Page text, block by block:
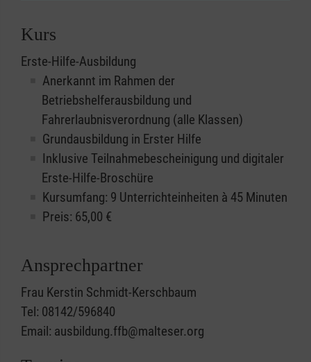
Kurs
Erste-Hilfe-Ausbildung
Anerkannt im Rahmen der
Betriebshelferausbildung und
Fahrerlaubnisverordnung (alle Klassen)
Grundausbildung in Erster Hilfe
Inklusive Teilnahmebescheinigung und digitaler
Erste-Hilfe-Broschüre
Kursumfang: 9 Unterrichteinheiten à 45 Minuten
Preis: 65,00 €
Ansprechpartner
Frau Kerstin Schmidt-Kerschbaum
Tel: 08142/596840
Email: ausbildung.ffb@malteser.org